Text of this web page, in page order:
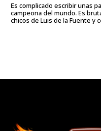
Es complicado escribir unas
campeona del mundo. Es
chicos de Luis de la Fuente y